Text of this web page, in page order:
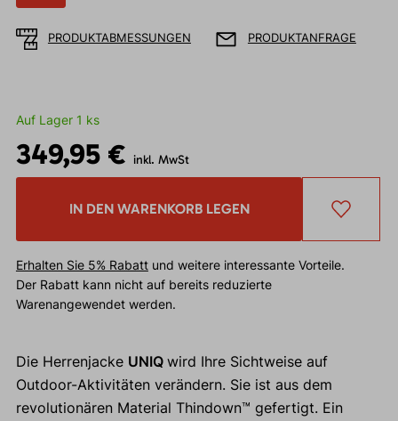
PRODUKTABMESSUNGEN PRODUKTANFRAGE
Auf Lager 1 ks
349,95 € inkl. MwSt
IN DEN WARENKORB LEGEN
Erhalten Sie 5% Rabattund weitere interessante Vorteile.
Der Rabatt kann nicht auf bereits reduzierte
Warenangewendet werden.
Die Herrenjacke UNIQ wird Ihre Sichtweise auf
Outdoor-Aktivitäten verändern. Sie ist aus dem
revolutionären Material Thindown™ gefertigt. Ein